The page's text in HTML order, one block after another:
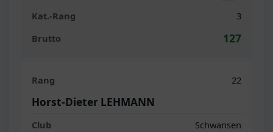
3
127
22
Horst-Dieter LEHMANN
Schwansen